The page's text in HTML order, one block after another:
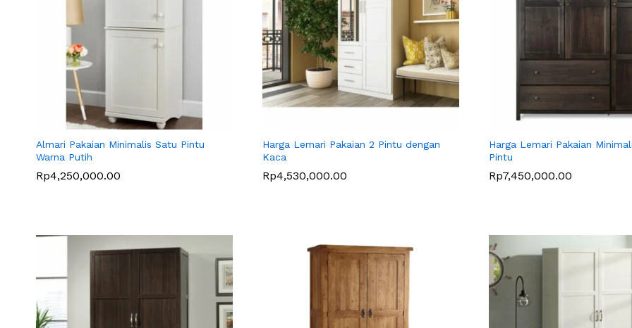
Almari Pakaian Minimalis Satu Pintu
Warna Putih
Rp4,250,000.00
Rp4,250,000.00
Harga Lemari Pakaian 2 Pintu dengan
Kaca
Rp4,530,000.00
Rp4,530,000.00
Harga Lemari Pakaian
Pintu
Rp7,450,000.00
Rp7,450,000.00